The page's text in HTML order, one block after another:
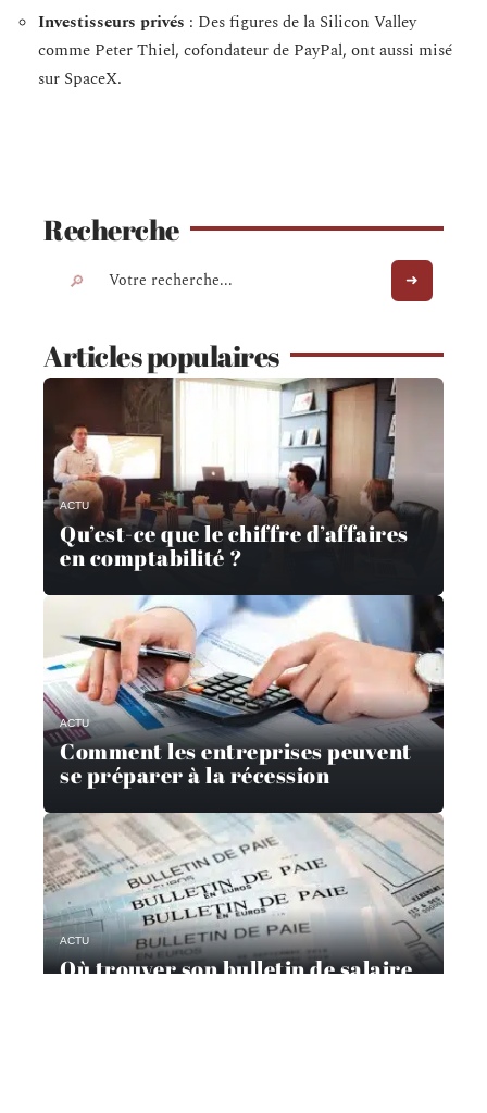
Investisseurs privés : Des figures de la Silicon Valley
comme Peter Thiel, cofondateur de PayPal, ont aussi misé
sur SpaceX.
Recherche
Articles populaires
ACTU
Qu’est-ce que le chiffre d’affaires
en comptabilité ?
ACTU
Comment les entreprises peuvent
se préparer à la récession
ACTU
Où trouver son bulletin de salaire